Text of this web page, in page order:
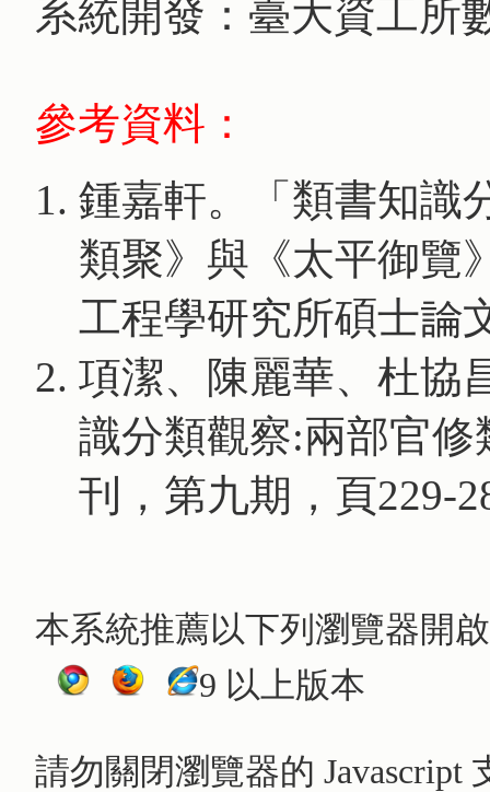
系統開發：臺大資工所
參考資料：
鍾嘉軒。「類書知識
類聚》與《太平御覽
工程學研究所碩士論
項潔、陳麗華、杜協
識分類觀察:兩部官
刊，第九期，頁229-
本系統推薦以下列瀏覽器開
9 以上版本
請勿關閉瀏覽器的 Javascript